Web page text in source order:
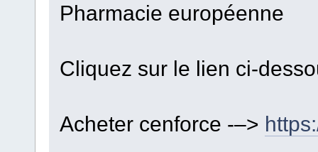
Pharmacie européenne
Cliquez sur le lien ci-
Acheter cenforce -–>